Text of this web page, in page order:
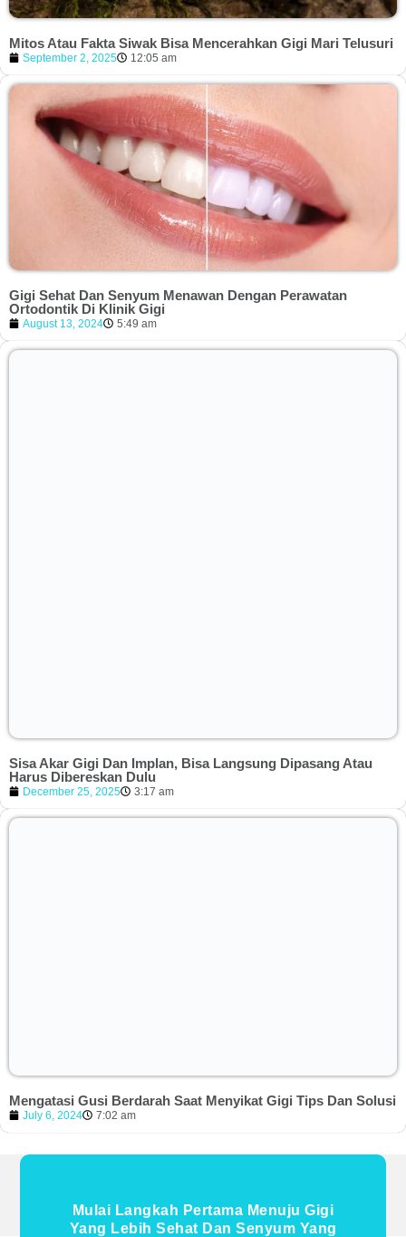
Mitos Atau Fakta Siwak Bisa Mencerahkan Gigi Mari Telusuri
September 2, 2025 12:05 am
Gigi Sehat Dan Senyum Menawan Dengan Perawatan
Ortodontik Di Klinik Gigi
August 13, 2024 5:49 am
Sisa Akar Gigi Dan Implan, Bisa Langsung Dipasang Atau
Harus Dibereskan Dulu
December 25, 2025 3:17 am
Mengatasi Gusi Berdarah Saat Menyikat Gigi Tips Dan Solusi
July 6, 2024 7:02 am
Mulai Langkah Pertama Menuju Gigi
Yang Lebih Sehat Dan Senyum Yang